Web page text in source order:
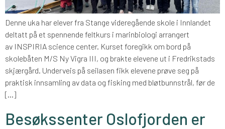
Denne uka har elever fra Stange videregående skole i Innlandet
deltatt på et spennende feltkurs i marinbiologi arrangert
av INSPIRIA science center. Kurset foregikk om bord på
skolebåten M/S Ny Vigra III, og brakte elevene ut i Fredrikstads
skjærgård. Underveis på seilasen fikk elevene prøve seg på
praktisk innsamling av data og fisking med bløtbunnstrål, før de
[…]
Besøkssenter Oslofjorden er